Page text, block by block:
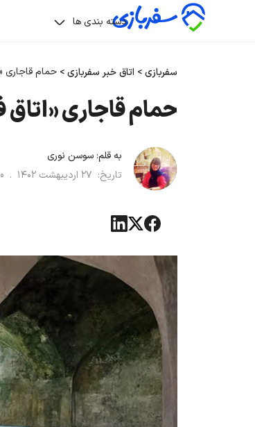
دسته بندی ها
سفربازی> اتاق خبر سفربازی> حمام قاجاری
حمام قاجاری
به قلم: سوسن نوری
تاریخ: ۲۷ اردیبهشت ۱۴۰۲ .
0